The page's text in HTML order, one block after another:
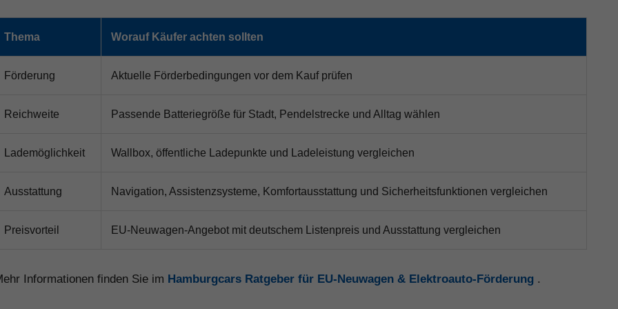
Thema Worauf Käufer achten sollten
Förderung Aktuelle Förderbedingungen vor dem Kauf prüfen
Reichweite Passende Batteriegröße für Stadt, Pendelstrecke und Alltag wählen
Lademöglichkeit Wallbox, öffentliche Ladepunkte und Ladeleistung vergleichen
Ausstattung Navigation, Assistenzsysteme, Komfortausstattung und Sicherheitsfunktionen vergleichen
Preisvorteil EU-Neuwagen-Angebot mit deutschem Listenpreis und Ausstattung vergleichen
Informationen finden Sie im Hamburgcars Ratgeber für EU-Neuwagen & Elektroauto-Förderung .